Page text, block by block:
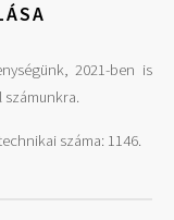
2021-ben is
számunkra.
száma: 1146.